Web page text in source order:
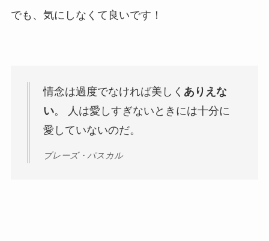
でも、気にしなくて良いです！
情念は過度でなければ美しく ありえな
い。 人は愛しすぎないときには十分に
愛していないのだ。
ブレーズ・パスカル